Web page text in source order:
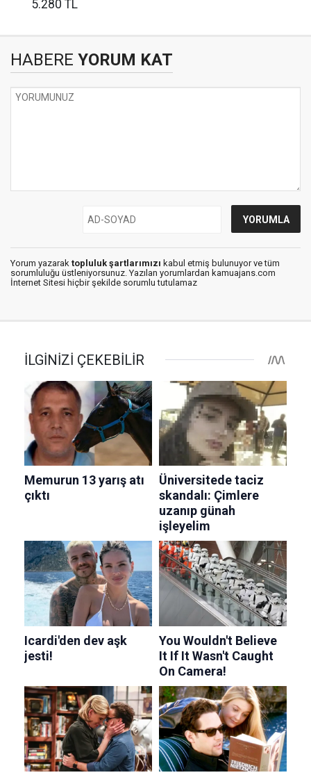
5.280 TL
HABERE YORUM KAT
Yorum yazarak topluluk şartlarımızı kabul etmiş bulunuyor ve tüm
sorumluluğu üstleniyorsunuz. Yazılan yorumlardan kamuajans.com
İnternet Sitesi hiçbir şekilde sorumlu tutulamaz